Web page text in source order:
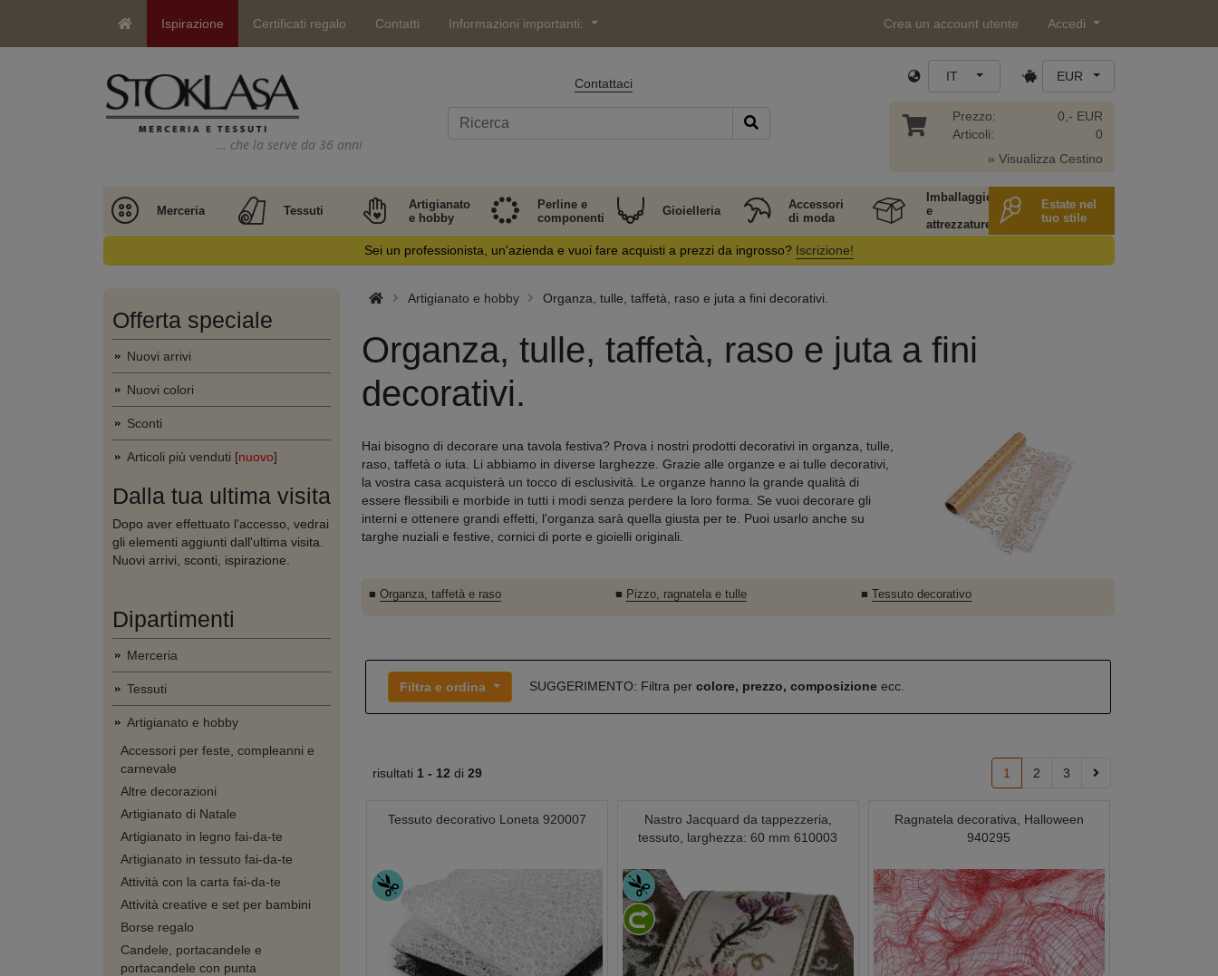
Ispirazione Certificati regalo Contatti Informazioni importanti: Crea un account utente Accedi
… che la serve da 36 anni
Contattaci IT EUR
Prezzo:
Articoli:
0,- EUR
0
» Visualizza Cestino
Merceria Tessuti
Artigianato
e hobby
Perline e
componenti
Gioielleria
Accessori
di moda
Imballaggio
e
attrezzature
Estate nel
tuo stile
Sei un professionista, un'azienda e vuoi fare acquisti a prezzi da ingrosso? Iscrizione!
Offerta speciale
Nuovi arrivi
Nuovi colori
Sconti
Articoli più venduti [nuovo]
Dalla tua ultima visita
Dopo aver effettuato l'accesso, vedrai
gli elementi aggiunti dall'ultima visita.
Nuovi arrivi, sconti, ispirazione.
Dipartimenti
Merceria
Tessuti
Artigianato e hobby
Accessori per feste, compleanni e
carnevale
Altre decorazioni
Artigianato di Natale
Artigianato in legno fai-da-te
Artigianato in tessuto fai-da-te
Attività con la carta fai-da-te
Attività creative e set per bambini
Borse regalo
Candele, portacandele e
portacandele con punta
Artigianato e hobby Organza, tulle, taffetà, raso e juta a fini decorativi.
Organza, tulle, taffetà, raso e juta a fini
decorativi.
Hai bisogno di decorare una tavola festiva? Prova i nostri prodotti decorativi in organza, tulle,
raso, taffetà o iuta. Li abbiamo in diverse larghezze. Grazie alle organze e ai tulle decorativi,
la vostra casa acquisterà un tocco di esclusività. Le organze hanno la grande qualità di
essere flessibili e morbide in tutti i modi senza perdere la loro forma. Se vuoi decorare gli
interni e ottenere grandi effetti, l'organza sarà quella giusta per te. Puoi usarlo anche su
targhe nuziali e festive, cornici di porte e gioielli originali.
■ Organza, taffetà e raso ■ Pizzo, ragnatela e tulle ■Tessuto decorativo
Filtra e ordina SUGGERIMENTO: Filtra per colore, prezzo, composizioneecc.
risultati 1 - 12 di 29 1 2 3
Tessuto decorativo Loneta 920007
Nastro Jacquard da tappezzeria,
tessuto, larghezza: 60 mm 610003
Ragnatela decorativa, Halloween
940295